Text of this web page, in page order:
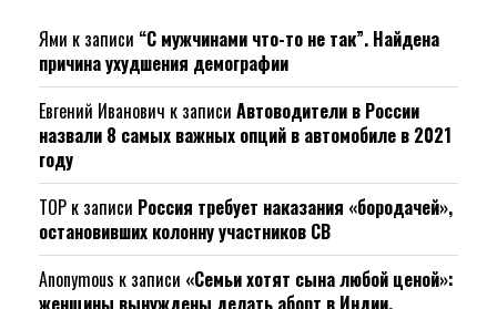
Ями к записи “С мужчинами что-то не так”. Найдена
причина ухудшения демографии
Евгений Иванович к записи Автоводители в России
назвали 8 самых важных опций в автомобиле в 2021
году
ТОР к записи Россия требует наказания «бородачей»,
остановивших колонну участников СВ
Anonymous к записи «Семьи хотят сына любой ценой»:
женщины вынуждены делать аборт в Индии.